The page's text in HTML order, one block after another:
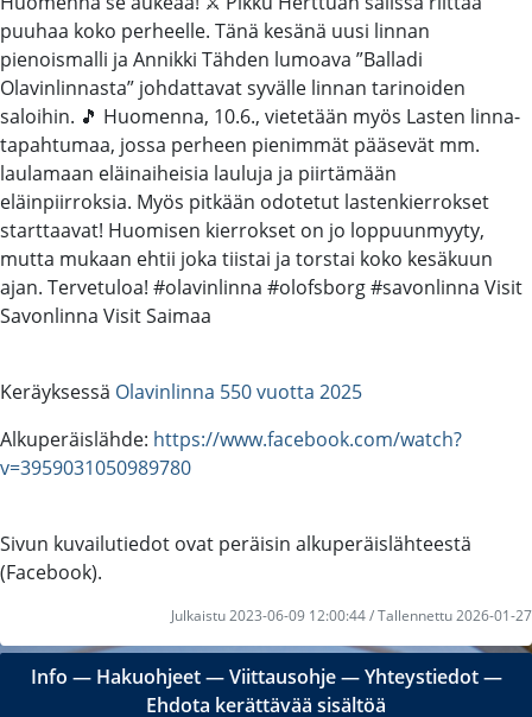
puuhaa koko perheelle. Tänä kesänä uusi linnan
pienoismalli ja Annikki Tähden lumoava ”Balladi
Olavinlinnasta” johdattavat syvälle linnan tarinoiden
saloihin. 🎵 Huomenna, 10.6., vietetään myös Lasten linna-
tapahtumaa, jossa perheen pienimmät pääsevät mm.
laulamaan eläinaiheisia lauluja ja piirtämään
eläinpiirroksia. Myös pitkään odotetut lastenkierrokset
starttaavat! Huomisen kierrokset on jo loppuunmyyty,
mutta mukaan ehtii joka tiistai ja torstai koko kesäkuun
ajan. Tervetuloa! #olavinlinna #olofsborg #savonlinna Visit
Savonlinna Visit Saimaa
Keräyksessä Olavinlinna 550 vuotta 2025
Alkuperäislähde: https://www.facebook.com/watch?
v=3959031050989780
Sivun kuvailutiedot ovat peräisin alkuperäislähteestä
(Facebook).
Julkaistu 2023-06-09 12:00:44 / Tallennettu 2026-01-27
Info ― Hakuohjeet―Viittausohje―Yhteystiedot―
Ehdota kerättävää sisältöä